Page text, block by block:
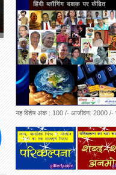
यह विशेष अंक : 100 /- आजीवन: 2000 /-